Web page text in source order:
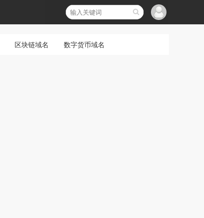
区块链域名 数字货币域名